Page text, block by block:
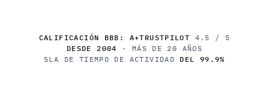
CALIFICACIÓN BBB: A+TRUSTPILOT 4.5 / 5
DESDE 2004
· MÁS DE 20 AÑOS
SLA DE TIEMPO DE ACTIVIDAD DEL 99.9%